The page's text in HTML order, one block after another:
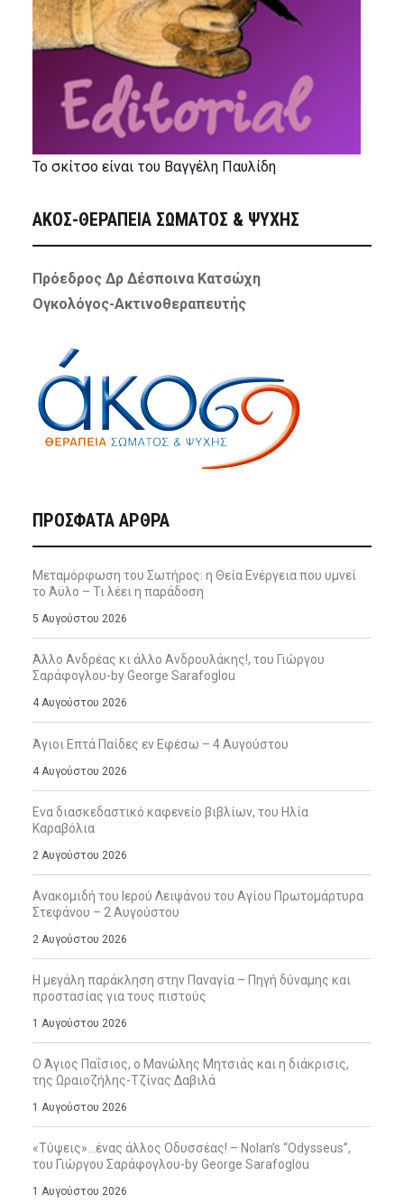
Το σκίτσο είναι του Βαγγέλη Παυλίδη
ΑΚΟΣ-ΘΕΡΑΠΕΙΑ ΣΩΜΑΤΟΣ & ΨΥΧΗΣ
Πρόεδρος Δρ Δέσποινα Κατσώχη
Ογκολόγος-Ακτινοθεραπευτής
ΠΡΌΣΦΑΤΑ ΆΡΘΡΑ
Μεταμόρφωση του Σωτήρος: η Θεία Ενέργεια που υμνεί
το Άϋλο – Τι λέει η παράδοση
5 Αυγούστου 2026
Άλλο Ανδρέας κι άλλο Ανδρουλάκης!, του Γιώργου
Σαράφογλου-by George Sarafoglou
4 Αυγούστου 2026
Άγιοι Επτά Παίδες εν Εφέσω – 4 Αυγούστου
4 Αυγούστου 2026
Ενα διασκεδαστικό καφενείο βιβλίων, του Ηλία
Καραβόλια
2 Αυγούστου 2026
Ανακομιδή του Ιερού Λειψάνου του Αγίου Πρωτομάρτυρα
Στεφάνου – 2 Αυγούστου
2 Αυγούστου 2026
Η μεγάλη παράκληση στην Παναγία – Πηγή δύναμης και
προστασίας για τους πιστούς
1 Αυγούστου 2026
Ο Άγιος Παΐσιος, ο Μανώλης Μητσιάς και η διάκρισις,
της Ωραιοζήλης-Τζίνας Δαβιλά
1 Αυγούστου 2026
«Τύψεις»…ένας άλλος Οδυσσέας! – Nolan’s “Odysseus”,
του Γιώργου Σαράφογλου-by George Sarafoglou
1 Αυγούστου 2026